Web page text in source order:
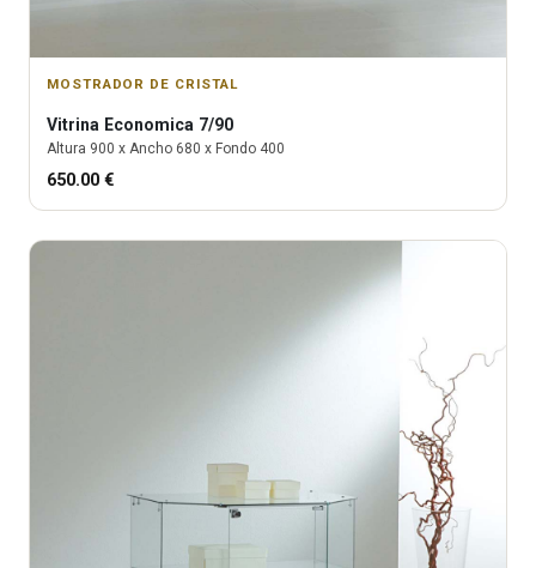
MOSTRADOR DE CRISTAL
Vitrina Economica 7/90
Altura 900 x Ancho 680 x Fondo 400
650.00 €